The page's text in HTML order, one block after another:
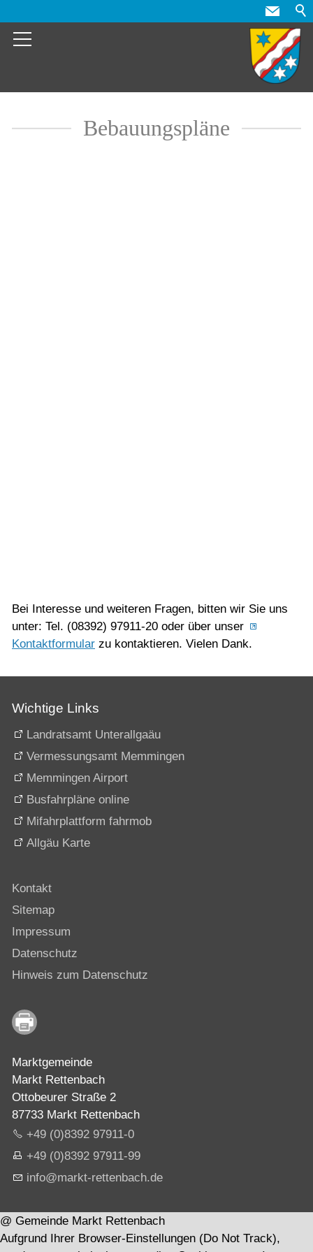
Bebauungspläne
Bei Interesse und weiteren Fragen, bitten wir Sie uns
unter: Tel. (08392) 97911-20 oder über unser
Kontaktformular zu kontaktieren. Vielen Dank.
Wichtige Links
Landratsamt Unterallgaäu
Vermessungsamt Memmingen
Memmingen Airport
Busfahrpläne online
Mifahrplattform fahrmob
Allgäu Karte
Kontakt
Sitemap
Impressum
Datenschutz
Hinweis zum Datenschutz
Marktgemeinde
Markt Rettenbach
Ottobeurer Straße 2
87733 Markt Rettenbach
+49 (0)8392 97911-0
+49 (0)8392 97911-99
nf
m rkt-r tt nb ch d
@ Gemeinde Markt Rettenbach
Aufgrund Ihrer Browser-Einstellungen (Do Not Track),